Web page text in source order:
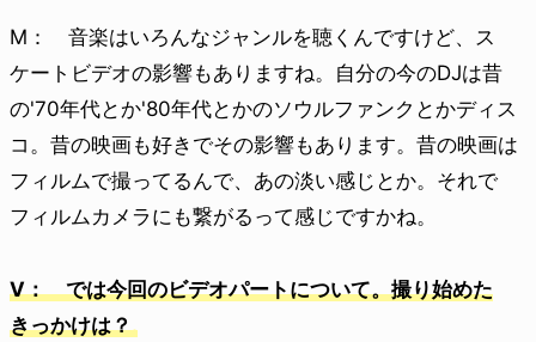
M： 音楽はいろんなジャンルを聴くんですけど、ス
ケートビデオの影響もありますね。自分の今のDJは昔
の'70年代とか'80年代とかのソウルファンクとかディス
コ。昔の映画も好きでその影響もあります。昔の映画は
フィルムで撮ってるんで、あの淡い感じとか。それで
フィルムカメラにも繋がるって感じですかね。
V： では今回のビデオパートについて。撮り始めた
きっかけは？